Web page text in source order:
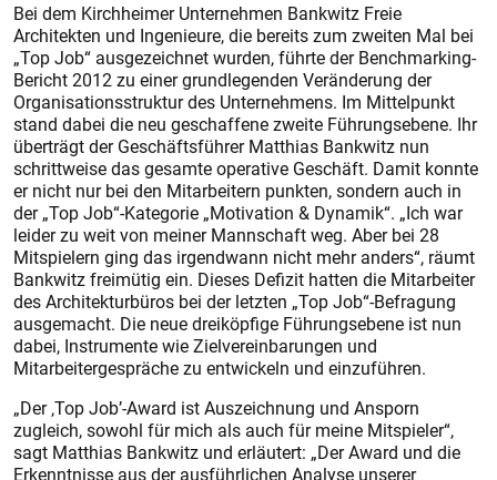
Bei dem Kirchheimer Unternehmen Bankwitz Freie
Architekten und Ingenieure, die bereits zum zweiten Mal bei
„Top Job“ ausgezeichnet wurden, führte der Benchmarking-
Bericht 2012 zu einer grundlegenden Veränderung der
Organisationsstruktur des Unternehmens. Im Mittelpunkt
stand dabei die neu geschaffene zweite Führungsebene. Ihr
überträgt der Geschäftsführer Matthias Bankwitz nun
schrittweise das gesamte operative Geschäft. Damit konnte
er nicht nur bei den Mitarbeitern punkten, sondern auch in
der „Top Job“-Kategorie „Motivation & Dynamik“. „Ich war
leider zu weit von meiner Mannschaft weg. Aber bei 28
Mitspielern ging das irgendwann nicht mehr anders“, räumt
Bankwitz freimütig ein. Dieses Defizit hatten die Mitarbeiter
des Architekturbüros bei der letzten „Top Job“-Befragung
ausgemacht. Die neue dreiköpfige Führungsebene ist nun
dabei, Instrumente wie Zielvereinbarungen und
Mitarbeitergespräche zu entwickeln und einzuführen.
„Der ‚Top Job’-Award ist Auszeichnung und Ansporn
zugleich, sowohl für mich als auch für meine Mitspieler“,
sagt Matthias Bankwitz und erläutert: „Der Award und die
Erkenntnisse aus der ausführlichen Analyse unserer